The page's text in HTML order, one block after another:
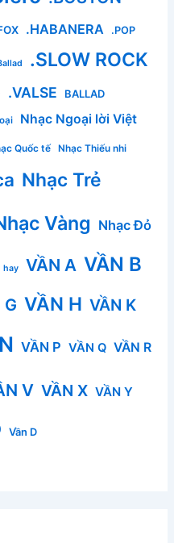
.HABANERA .POP
.SLOW ROCK
.VALSE BALLAD
Nhạc Ngoại lời Việt
Quốc tế Nhạc Thiếu nhi
Nhạc Trẻ
Vàng Nhạc Đỏ
hay VẦN A VẦN B
G VẦN H VẦN K
VẦN P VẦN Q VẦN R
V VẦN X VẦN Y
Vần D